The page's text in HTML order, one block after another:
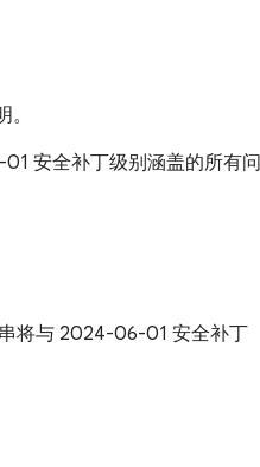
安全补丁级别涵盖的所有问
将与 2024-06-01 安全补丁